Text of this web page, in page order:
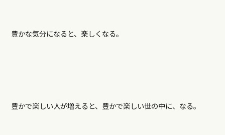
豊かな気分になると、楽しくなる。
豊かで楽しい人が増えると、豊かで楽しい世の中に、なる。